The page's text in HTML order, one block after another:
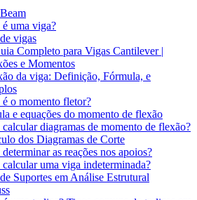
uma viga?
vigas
Completo para Vigas Cantilever |
e Momentos
da viga: Definição, Fórmula, e
é o momento fletor?
e equações do momento de flexão
diagramas de momento de flexão?
dos Diagramas de Corte
as reações nos apoios?
uma viga indeterminada?
Suportes em Análise Estrutural